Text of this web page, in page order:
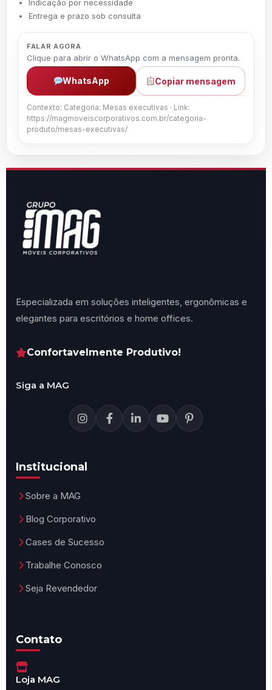
Indicação por necessidade
Entrega e prazo sob consulta
FALAR AGORA
Clique para abrir o WhatsApp com a mensagem pronta.
WhatsApp Copiar mensagem
Contexto: Categoria: Mesas executivas · Link:
https://magmoveiscorporativos.com.br/categoria-
produto/mesas-executivas/
Especializada em soluções inteligentes, ergonômicas e
elegantes para escritórios e home offices.
Confortavelmente Produtivo!
Siga a MAG
Institucional
Sobre a MAG
Blog Corporativo
Cases de Sucesso
Trabalhe Conosco
Seja Revendedor
Contato
Loja MAG